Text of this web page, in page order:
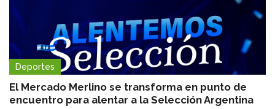
Deportes
El Mercado Merlino se transforma en punto de
encuentro para alentar a la Selección Argentina